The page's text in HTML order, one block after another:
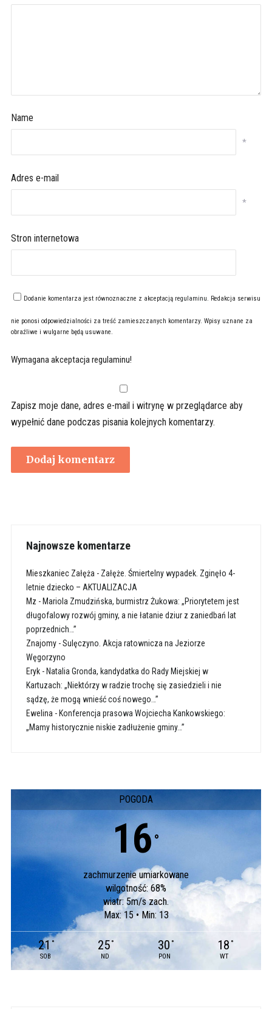
Name
*
Adres e-mail
*
Stron internetowa
Dodanie komentarza jest równoznaczne z akceptacją regulaminu. Redakcja serwisu
nie ponosi odpowiedzialności za treść zamieszczanych komentarzy. Wpisy uznane za
obraźliwe i wulgarne będą usuwane.
Wymagana akceptacja regulaminu!
Zapisz moje dane, adres e-mail i witrynę w przeglądarce aby
wypełnić dane podczas pisania kolejnych komentarzy.
Najnowsze komentarze
Mieszkaniec Załęża- Załęże. Śmiertelny wypadek. Zginęło 4-
letnie dziecko – AKTUALIZACJA
Mz - Mariola Zmudzińska, burmistrz Żukowa: „Priorytetem jest
długofalowy rozwój gminy, a nie łatanie dziur z zaniedbań lat
poprzednich…”
Znajomy-Sulęczyno. Akcja ratownicza na Jeziorze
Węgorzyno
Eryk- Natalia Gronda, kandydatka do Rady Miejskiej w
Kartuzach: „Niektórzy w radzie trochę się zasiedzieli i nie
sądzę, że mogą wnieść coś nowego…”
Ewelina- Konferencja prasowa Wojciecha Kankowskiego:
„Mamy historycznie niskie zadłużenie gminy…”
POGODA
16 °
zachmurzenie umiarkowane
wilgotność: 68%
wiatr: 5m/s zach.
Max: 15 • Min: 13
21 °
SOB
25 °
ND
30 °
PON
18 °
WT